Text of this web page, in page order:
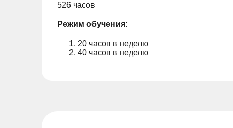
526 часов
Режим обучения:
20 часов в неделю
40 часов в неделю